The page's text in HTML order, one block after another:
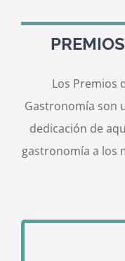
Los Premios
Gastronomía son
dedicación de
gastronomía a los